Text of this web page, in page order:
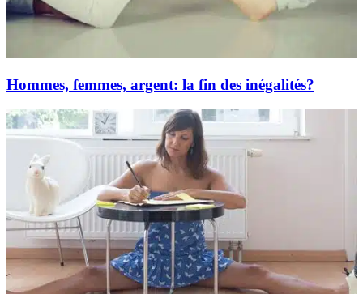
Hommes, femmes, argent: la fin des inégalités?